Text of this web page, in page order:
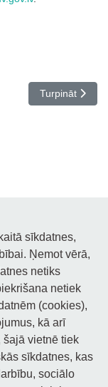
koncertmeistaru
Nākamais
Turpināt
sīkdatnes,
Ņemot vērā,
netiks
netiek
(cookies),
kā arī
šajā vietnē tiek
sīkdatnes, kas
sociālo